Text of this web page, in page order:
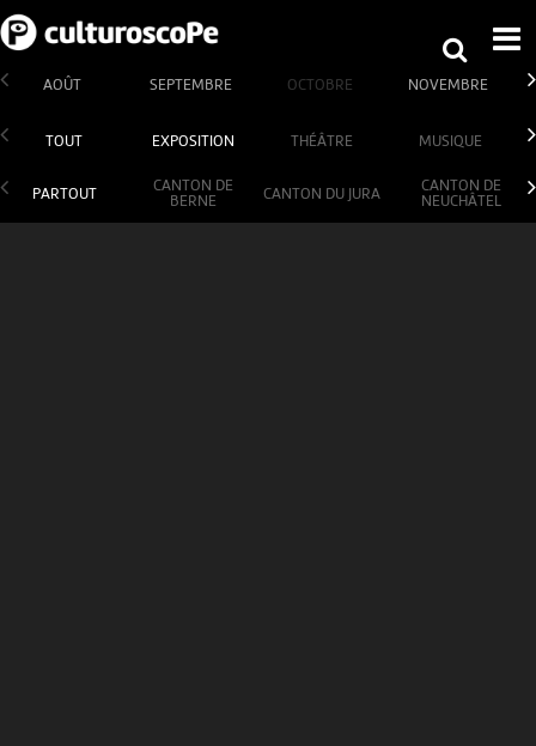
AOÛT SEPTEMBRE OCTOBRE NOVEMBRE
TOUT EXPOSITION THÉÂTRE MUSIQUE
PARTOUT
CANTON DE
BERNE
CANTON DU JURA
CANTON DE
NEUCHÂTEL